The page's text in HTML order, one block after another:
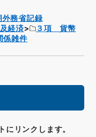
外務省記録
経済
３項 貨幣
係雑件
にリンクします。